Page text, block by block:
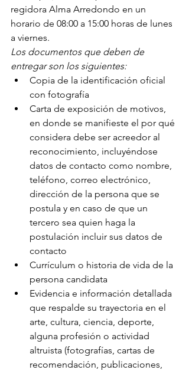
regidora Alma Arredondo en un
horario de 08:00 a 15:00 horas de lunes
a viernes.
Los documentos que deben de
entregar son los siguientes:
Copia de la identificación oficial
con fotografía
Carta de exposición de motivos,
en donde se manifieste el por qué
considera debe ser acreedor al
reconocimiento, incluyéndose
datos de contacto como nombre,
teléfono, correo electrónico,
dirección de la persona que se
postula y en caso de que un
tercero sea quien haga la
postulación incluir sus datos de
contacto
Currículum o historia de vida de la
persona candidata
Evidencia e información detallada
que respalde su trayectoria en el
arte, cultura, ciencia, deporte,
alguna profesión o actividad
altruista (fotografías, cartas de
recomendación, publicaciones,